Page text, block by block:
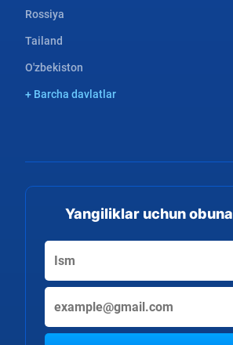
Rossiya
Tailand
O'zbekiston
+ Barcha davlatlar
Yangiliklar uchun obuna